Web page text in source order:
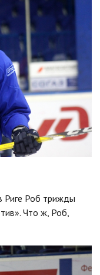
Риге Роб трижды
Что ж, Роб,